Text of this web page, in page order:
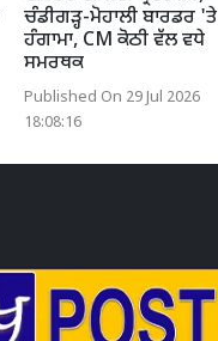
ਚੰਡੀਗੜ੍ਹ-ਮੋਹਾਲੀ ਬਾਰਡਰ 'ਤੇ
ਹੰਗਾਮਾ, CM ਕੋਠੀ ਵੱਲ ਵਧੇ
ਸਮਰਥਕ
Published On 29 Jul 2026
18:08:16